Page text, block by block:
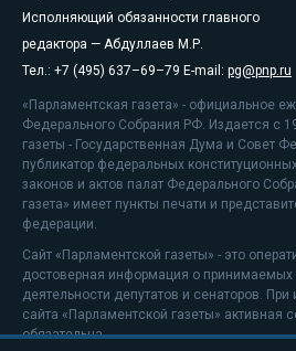
Исполняющий обязанности главного
редактора — Абдуллаев М.Р.
Тел.: +7 (495) 637–69–79 E-mail: pg@pnp.ru
«Парламентская газета» - официальное
Федерального Собрания РФ. Издается с
газеты - Государственная Дума и Совет
публикатор федеральных
законов и актов палат Федерального
газета» имеет пункты печати и
федерации.
Сайт «Парламентской газеты» - это
достоверная информация о принимаемых
деятельности депутатов и сенаторов.
сайта «Парламентской газеты» активная
обязательна.